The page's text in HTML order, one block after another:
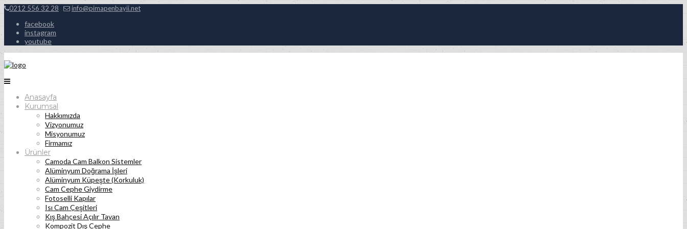
0212 556 32 28 info@pimapenbayii.net
facebook
instagram
youtube
Anasayfa
Kurumsal
Hakkımızda
Vizyonumuz
Misyonumuz
Firmamız
Ürünler
Camoda Cam Balkon Sistemler
Alüminyum Doğrama İşleri
Alüminyum Küpeşte (Korkuluk)
Cam Cephe Giydirme
Fotoselli Kapılar
Isı Cam Çeşitleri
Kış Bahçesi Açılır Tavan
Kompozit Dış Cephe